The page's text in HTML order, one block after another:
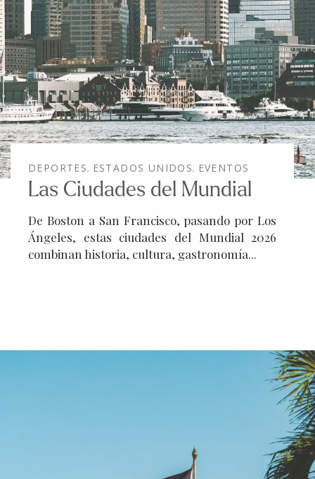
DEPORTES, ESTADOS UNIDOS, EVENTOS
Las Ciudades del Mundial
De Boston a San Francisco, pasando por Los
Ángeles, estas ciudades del Mundial 2026
combinan historia, cultura, gastronomía